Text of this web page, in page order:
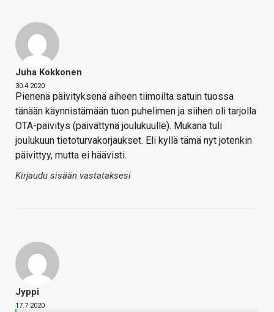
Juha Kokkonen
30.4.2020
Pienenä päivityksenä aiheen tiimoilta satuin tuossa
tänään käynnistämään tuon puhelimen ja siihen oli tarjolla
OTA-päivitys (päivättynä joulukuulle). Mukana tuli
joulukuun tietoturvakorjaukset. Eli kyllä tämä nyt jotenkin
päivittyy, mutta ei häävisti.
Kirjaudu sisään vastataksesi
Jyppi
17.7.2020